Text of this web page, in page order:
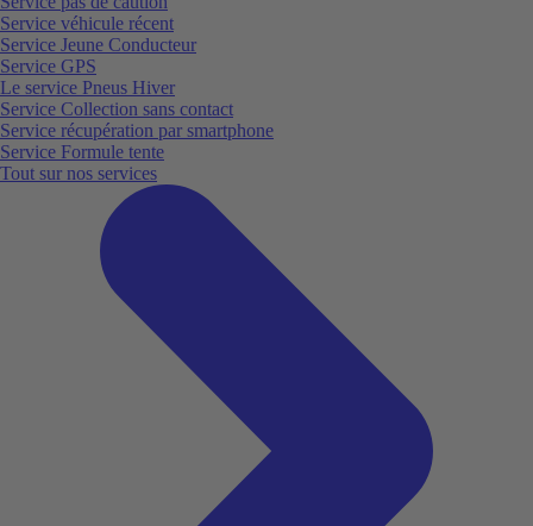
Service véhicule récent
Service Jeune Conducteur
Service GPS
Le service Pneus Hiver
Service Collection sans contact
Service récupération par smartphone
Service Formule tente
Tout sur nos services